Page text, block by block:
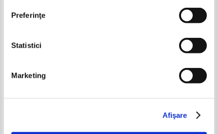
Preferinţe
Statistici
Marketing
Afişare
Mircea Eliade - Maitreyi
Adaugă în coș
Mircea Eliade - Pe strada